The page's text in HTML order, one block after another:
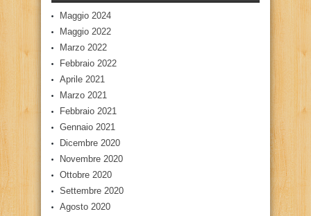
Maggio 2024
Maggio 2022
Marzo 2022
Febbraio 2022
Aprile 2021
Marzo 2021
Febbraio 2021
Gennaio 2021
Dicembre 2020
Novembre 2020
Ottobre 2020
Settembre 2020
Agosto 2020